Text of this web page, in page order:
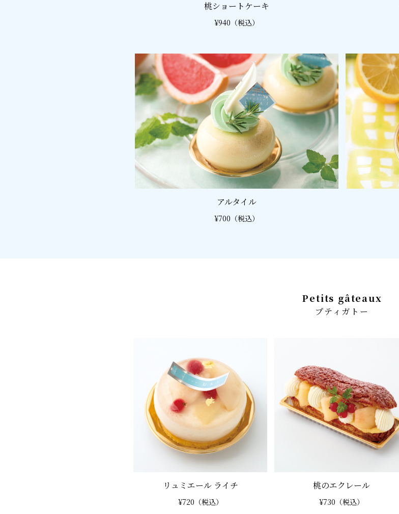
桃ショートケーキ
¥940（税込）
アルタイル
¥700（税込）
Petits gâteaux
プティガトー
リュミエール ライチ
¥720（税込）
桃のエクレール
¥730（税込）